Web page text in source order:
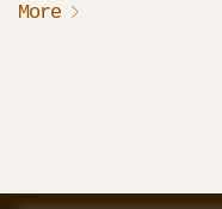
More